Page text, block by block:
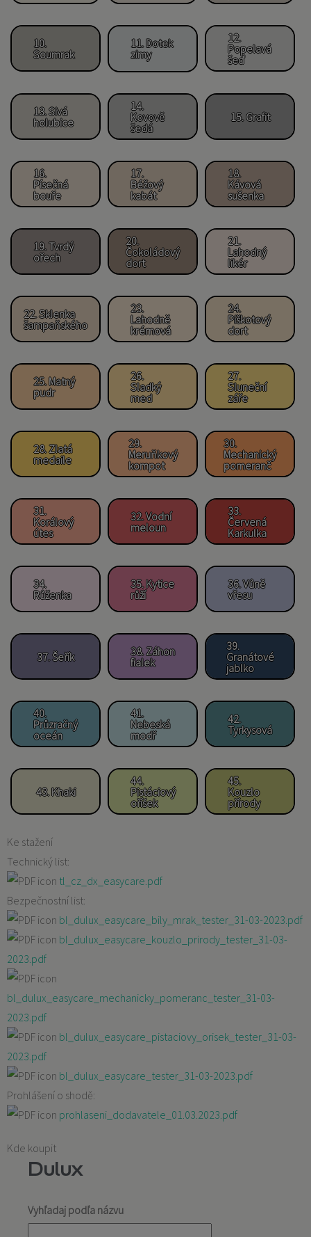
10.
Soumrak
11. Dotek
zimy
12.
Popelavá
šeď
13. Sivá
holubice
14.
Kovově
šedá
15. Grafit
16.
Písečná
bouře
17.
Béžový
kabát
18.
Kávová
sušenka
19. Tvrdý
ořech
20.
Čokoládový
dort
21.
Lahodný
likér
22. Sklenka
šampaňského
23.
Lahodně
krémová
24.
Piškotový
dort
25. Matný
pudr
26.
Sladký
med
27.
Sluneční
záře
28. Zlatá
medaile
29.
Meruňkový
kompot
30.
Mechanický
pomeranč
31.
Korálový
útes
32. Vodní
meloun
33.
Červená
Karkulka
34.
Růženka
35. Kytice
růží
36. Vůně
vřesu
37. Šeřík
38. Záhon
fialek
39.
Granátové
jablko
40.
Průzračný
oceán
41.
Nebeská
modř
42.
Tyrkysová
43. Khaki
44.
Pistáciový
oříšek
45.
Kouzlo
přírody
Ke stažení
Technický list:
tl_cz_dx_easycare.pdf
Bezpečnostní list:
bl_dulux_easycare_bily_mrak_tester_31-03-2023.pdf
bl_dulux_easycare_kouzlo_prirody_tester_31-03-
2023.pdf
bl_dulux_easycare_mechanicky_pomeranc_tester_31-03-
2023.pdf
bl_dulux_easycare_pistaciovy_orisek_tester_31-03-
2023.pdf
bl_dulux_easycare_tester_31-03-2023.pdf
Prohlášení o shodě:
prohlaseni_dodavatele_01.03.2023.pdf
Kde koupit
Dulux
Vyhľadaj podľa názvu